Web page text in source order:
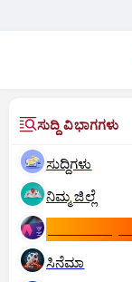
ಸುದ್ದಿ ವಿಭಾಗಗಳು
ಸುದ್ದಿಗಳು
ನಿಮ್ಮ ಜಿಲ್ಲೆ
ಸಿನೆಮಾ